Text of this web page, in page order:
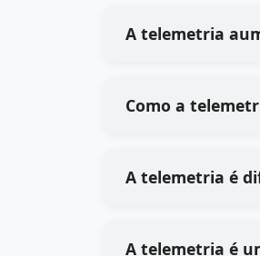
A telemetria
Como a
A telemetria é
A telemetria é